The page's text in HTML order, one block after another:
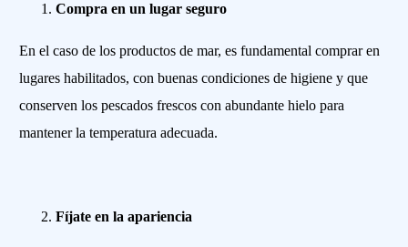
Compra en un lugar seguro
En el caso de los productos de mar, es fundamental comprar en
lugares habilitados, con buenas condiciones de higiene y que
conserven los pescados frescos con abundante hielo para
mantener la temperatura adecuada.
Fíjate en la apariencia